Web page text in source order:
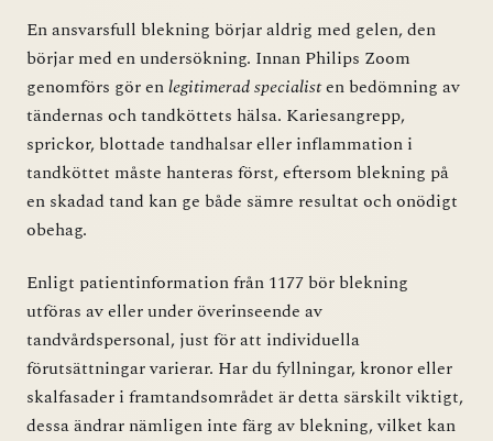
En ansvarsfull blekning börjar aldrig med gelen, den
börjar med en undersökning. Innan Philips Zoom
genomförs gör enlegitimerad specialisten bedömning av
tändernas och tandköttets hälsa. Kariesangrepp,
sprickor, blottade tandhalsar eller inflammation i
tandköttet måste hanteras först, eftersom blekning på
en skadad tand kan ge både sämre resultat och onödigt
obehag.
Enligt patientinformation från 1177 bör blekning
utföras av eller under överinseende av
tandvårdspersonal, just för att individuella
förutsättningar varierar. Har du fyllningar, kronor eller
skalfasader i framtandsområdet är detta särskilt viktigt,
dessa ändrar nämligen inte färg av blekning, vilket kan